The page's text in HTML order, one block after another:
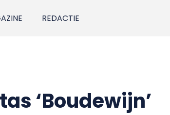
REDACTIE
‘Boudewijn’